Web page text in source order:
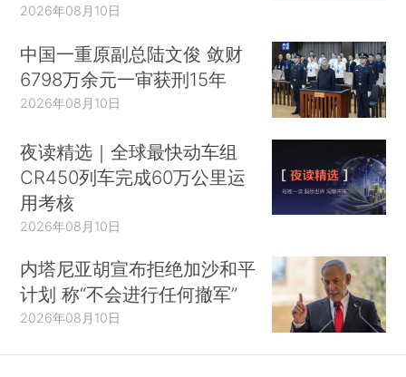
2026年08月10日
中国一重原副总陆文俊 敛财
6798万余元一审获刑15年
2026年08月10日
夜读精选｜全球最快动车组
CR450列车完成60万公里运
用考核
2026年08月10日
内塔尼亚胡宣布拒绝加沙和平
计划 称“不会进行任何撤军”
2026年08月10日